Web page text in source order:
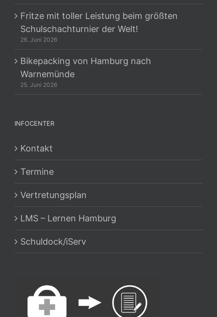
Fritze mit toller Leistung beim größten
Schulschachturnier der Welt!
26. Juni 2026
Bikepacking von Hamburg nach
Warnemünde
25. Juni 2026
INFOCENTER
Kontakt
Termine
Vertretungsplan
LMS – Lernen Hamburg
Schuldock/iServ